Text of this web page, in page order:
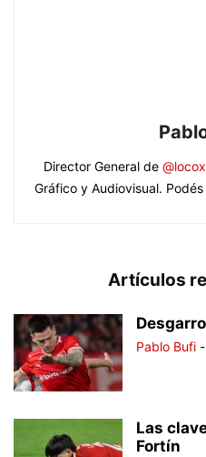
Director General de
Gráfico y Audiovisual.
Artículos
Pablo Bufi -
Las
Fortín